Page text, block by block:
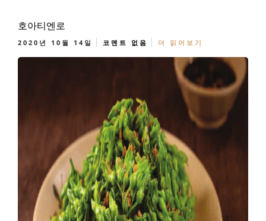
호아티엔로
2020년 10월 14일 코멘트 없음 더 읽어보기